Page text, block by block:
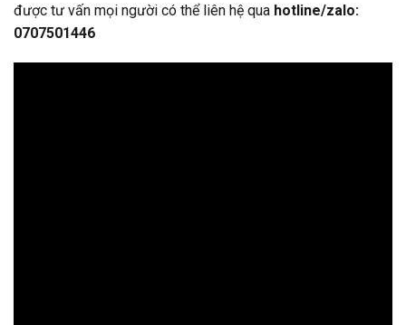
được tư vấn mọi người có thể liên hệ qua hotline/zalo:
0707501446